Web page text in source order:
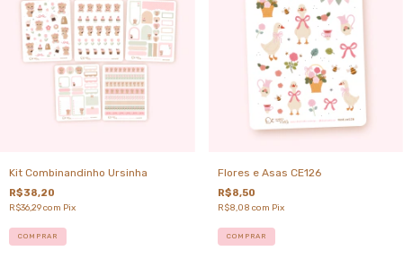
Kit Combinandinho Ursinha
R$38,20
R$36,29com Pix
COMPRAR
Flores e Asas CE126
R$8,50
R$8,08 com Pix
COMPRAR